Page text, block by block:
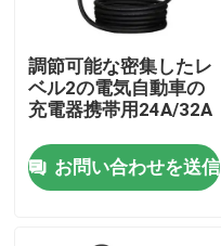
調節可能な密集したレ
ベル2の電気自動車の
充電器携帯用24A/32A
お問い合わせを送信